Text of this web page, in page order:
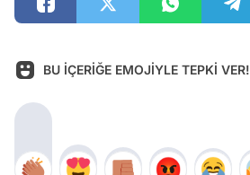
BU İÇERİĞE EMOJİYLE TEPKİ VER!